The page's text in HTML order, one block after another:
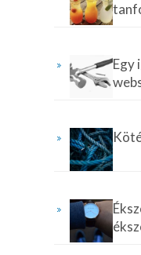
Egy